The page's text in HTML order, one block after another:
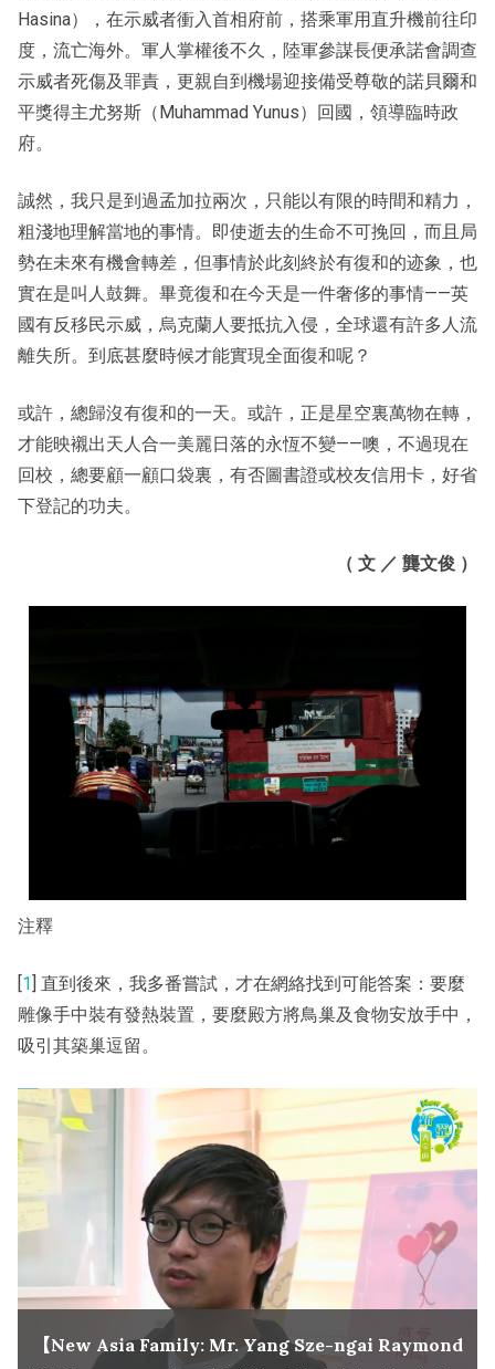
Hasina），在示威者衝入首相府前，搭乘軍用直升機前往印
度，流亡海外。軍人掌權後不久，陸軍參謀長便承諾會調查
示威者死傷及罪責，更親自到機場迎接備受尊敬的諾貝爾和
平獎得主尤努斯（Muhammad Yunus）回國，領導臨時政
府。
誠然，我只是到過孟加拉兩次，只能以有限的時間和精力，
粗淺地理解當地的事情。即使逝去的生命不可挽回，而且局
勢在未來有機會轉差，但事情於此刻終於有復和的迹象，也
實在是叫人鼓舞。畢竟復和在今天是一件奢侈的事情——英
國有反移民示威，烏克蘭人要抵抗入侵，全球還有許多人流
離失所。到底甚麼時候才能實現全面復和呢？
或許，總歸沒有復和的一天。或許，正是星空裏萬物在轉，
才能映襯出天人合一美麗日落的永恆不變——噢，不過現在
回校，總要顧一顧口袋裏，有否圖書證或校友信用卡，好省
下登記的功夫。
（ 文 ／ 龔文俊 ）
️注釋
[1] 直到後來，我多番嘗試，才在網絡找到可能答案：要麼
雕像手中裝有發熱裝置，要麼殿方將鳥巢及食物安放手中，
吸引其築巢逗留。
【New Asia Family: Mr. Yang Sze-ngai Raymond